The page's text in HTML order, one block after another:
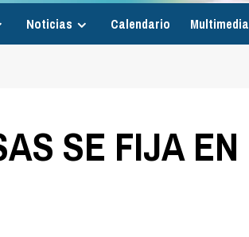
Noticias Calendario Multimedia
SE FIJA EN